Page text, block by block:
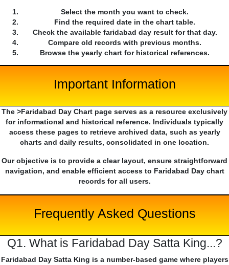
Select the month you want to check.
Find the required date in the chart table.
Check the available faridabad day result for that day.
Compare old records with previous months.
Browse the yearly chart for historical references.
Important Information
The >Faridabad Day Chart page serves as a resource exclusively
for informational and historical reference. Individuals typically
access these pages to retrieve archived data, such as yearly
charts and daily results, consolidated in one location.
Our objective is to provide a clear layout, ensure straightforward
navigation, and enable efficient access to Faridabad Day chart
records for all users.
Frequently Asked Questions
Q1. What is Faridabad Day Satta King...?
Faridabad Day Satta King is a number-based game where players